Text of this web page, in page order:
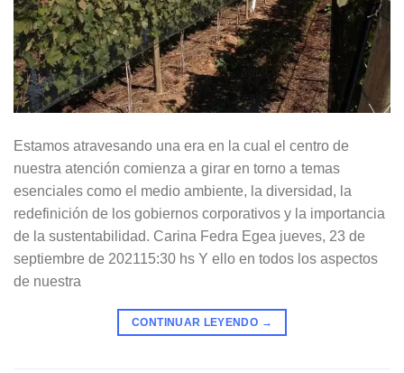
Estamos atravesando una era en la cual el centro de
nuestra atención comienza a girar en torno a temas
esenciales como el medio ambiente, la diversidad, la
redefinición de los gobiernos corporativos y la importancia
de la sustentabilidad. Carina Fedra Egea jueves, 23 de
septiembre de 202115:30 hs Y ello en todos los aspectos
de nuestra
CONTINUAR LEYENDO →